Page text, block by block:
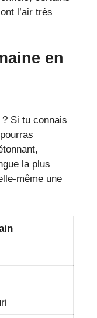
l’air très
en
Si tu connais
la plus
même une